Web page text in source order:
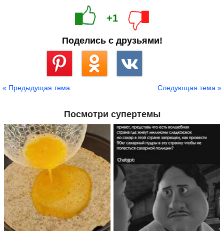
+1
Поделись с друзьями!
« Предыдущая тема Следующая тема »
Посмотри супертемы